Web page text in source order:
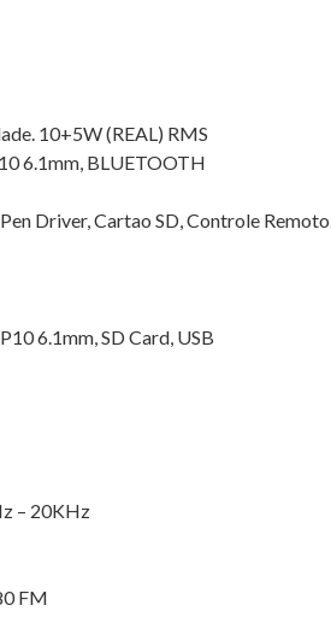
10+5W (REAL) RMS
6.1mm, BLUETOOTH
Driver, Cartao SD, Controle Remoto.
6.1mm, SD Card, USB
– 20KHz
FM